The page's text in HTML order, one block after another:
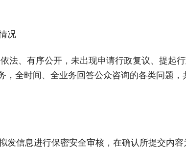
况
、有序公开，未出现申请行政复议、提起
全时间、全业务回答公众咨询的各类问题
信息进行保密安全审核，在确认所提交内